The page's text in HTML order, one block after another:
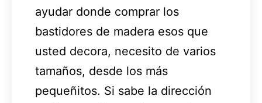
ayudar donde comprar los
bastidores de madera esos que
usted decora, necesito de varios
tamaños, desde los más
pequeñitos. Si sabe la dirección